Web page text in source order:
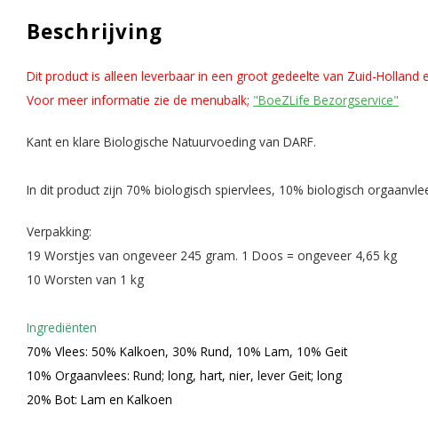
Beschrijving
Dit product is alleen leverbaar in een groot gedeelte van Zuid-Holland
Voor meer informatie zie de menubalk; "BoeZLife Bezorgservice"
Kant en klare Biologische Natuurvoeding van DARF.
In dit product zijn 70% biologisch spiervlees, 10% biologisch
Verpakking:
19 Worstjes van ongeveer 245 gram. 1 Doos = ongeveer 4,65 kg
10 Worsten van 1 kg
Ingrediënten
70% Vlees: 50% Kalkoen, 30% Rund, 10% Lam, 10% Geit
10% Orgaanvlees: Rund; long, hart, nier, lever Geit; long
20% Bot: Lam en Kalkoen